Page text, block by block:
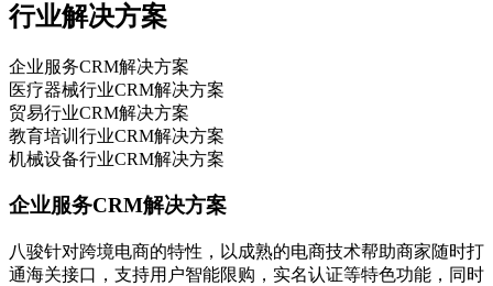
行业解决方案
企业服务CRM解决方案
医疗器械行业CRM解决方案
贸易行业CRM解决方案
教育培训行业CRM解决方案
机械设备行业CRM解决方案
企业服务CRM解决方案
八骏针对跨境电商的特性，以成熟的电商技术帮助商家随时打
通海关接口，支持用户智能限购，实名认证等特色功能，同时